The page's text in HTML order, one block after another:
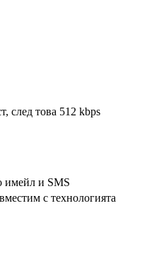
след това 512 kbps
имейл и SMS
с технологията